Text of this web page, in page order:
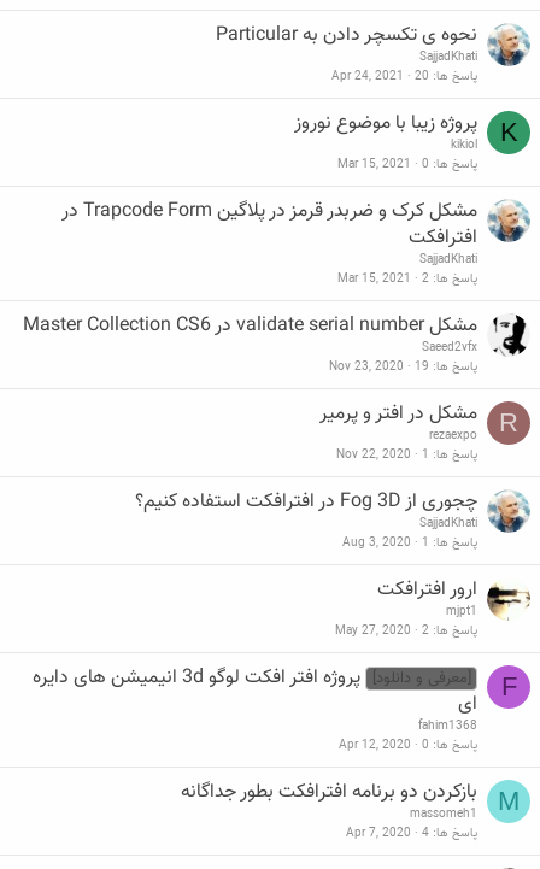
نحوه ی تکسچر دادن به Particular
SajjadKhati
پاسخ ها 20
Apr 24, 2021
K پروژه زیبا با موضوع نوروز
kikiol
پاسخ ها 0
Mar 15, 2021
مشکل کرک و ضربدر قرمز در پلاگین Trapcode Form در
افترافکت
SajjadKhati
پاسخ ها 2
Mar 15, 2021
مشکل validate serial number در Master Collection CS6
Saeed2vfx
پاسخ ها 19
Nov 23, 2020
R مشکل در افتر و پرمیر
rezaexpo
پاسخ ها 1
Nov 22, 2020
چجوری از Fog 3D در افترافکت استفاده کنیم؟
SajjadKhati
پاسخ ها 1
Aug 3, 2020
ارور افترافکت
mjpt1
پاسخ ها 2
May 27, 2020
F [معرفی و دانلود]
پروژه افتر افکت لوگو 3d انیمیشن های دایره
ای
fahim1368
پاسخ ها 0
Apr 12, 2020
M بازکردن دو برنامه افترافکت بطور جداگانه
massomeh1
پاسخ ها 4
Apr 7, 2020